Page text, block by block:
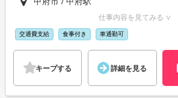
仕事内容を見てみる ∨
交通費支給 食事付き 車通勤可
キープする 詳細を見る